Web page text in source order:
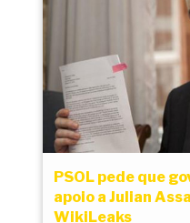
PSOL pede que
apoio a Julian
WikiLeaks